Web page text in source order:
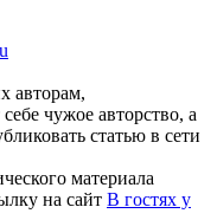
авторам,
чужое авторство, а
статью в сети
материала
на сайт В гостях у